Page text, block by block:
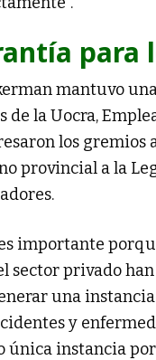
para
mantuvo
de la Uocra,
los gremios
provincial a la
importante
sector privado
una
y
única instancia